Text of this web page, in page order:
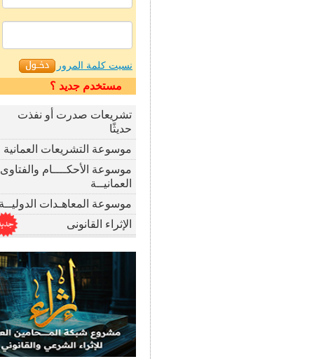
نسيت كلمة المرور
مستخدم جديد ؟
تشريعات صدرت أو نفذت
حديثًا
موسوعة التشريعات العمانية
موسوعة الأحكــــام والفتاوى
العمانيــة
موسوعة المعاهـدات الدوليــة
الإثراء القانونى